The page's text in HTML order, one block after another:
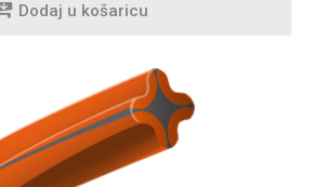
Dodaj u košaricu